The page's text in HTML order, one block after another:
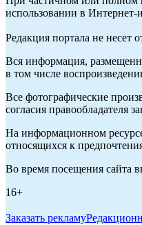
использовании в Интернет-
Редакция портала не несет
Вся информация,
в том числе
Все фотографические
согласия правообладателя
На информационном
относящихся к
Во время посещения сайта
16+
Заказать рекламу